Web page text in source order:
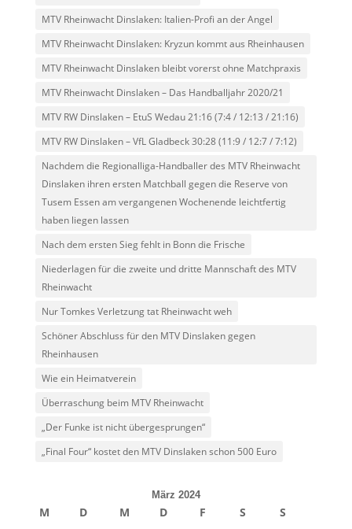
MTV Rheinwacht Dinslaken: Italien-Profi an der Angel
MTV Rheinwacht Dinslaken: Kryzun kommt aus Rheinhausen
MTV Rheinwacht Dinslaken bleibt vorerst ohne Matchpraxis
MTV Rheinwacht Dinslaken – Das Handballjahr 2020/21
MTV RW Dinslaken – EtuS Wedau 21:16 (7:4 / 12:13 / 21:16)
MTV RW Dinslaken – VfL Gladbeck 30:28 (11:9 / 12:7 / 7:12)
Nachdem die Regionalliga-Handballer des MTV Rheinwacht
Dinslaken ihren ersten Matchball gegen die Reserve von
Tusem Essen am vergangenen Wochenende leichtfertig
haben liegen lassen
Nach dem ersten Sieg fehlt in Bonn die Frische
Niederlagen für die zweite und dritte Mannschaft des MTV
Rheinwacht
Nur Tomkes Verletzung tat Rheinwacht weh
Schöner Abschluss für den MTV Dinslaken gegen
Rheinhausen
Wie ein Heimatverein
Überraschung beim MTV Rheinwacht
„Der Funke ist nicht übergesprungen“
„Final Four“ kostet den MTV Dinslaken schon 500 Euro
März 2024
M D M D F S
S